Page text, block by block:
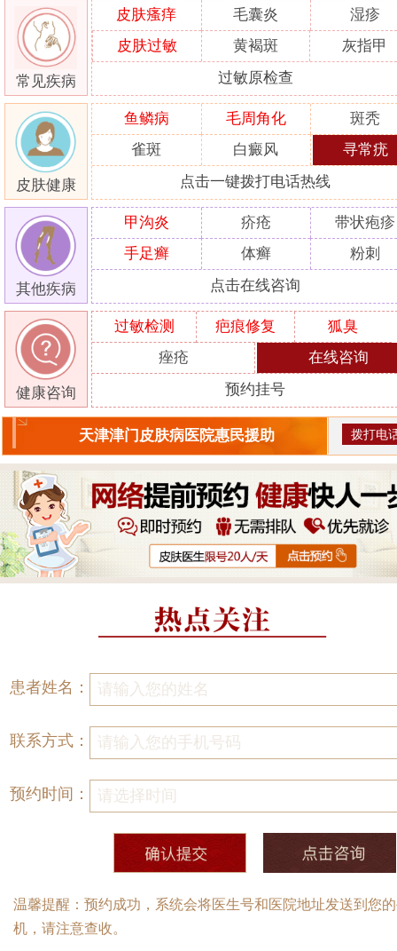
常见疾病
皮肤瘙痒 毛囊炎
湿疹
皮肤过敏
黄褐斑 灰指甲
过敏原检查
皮肤健康
鱼鳞病 毛周角化
斑秃
雀斑
白癜风 寻常疣
点击一键拨打电话热线
其他疾病
甲沟炎 疥疮
带状疱疹
手足癣
体癣 粉刺
点击在线咨询
健康咨询
过敏检测 疤痕修复
狐臭
痤疮
在线咨询
预约挂号
天津津门皮肤病医院惠民援助 拨打电
患者姓名：
联系方式：
预约时间：
温馨提醒：预约成功，系统会将医生号和医院地址发送到您
机，请注意查收。